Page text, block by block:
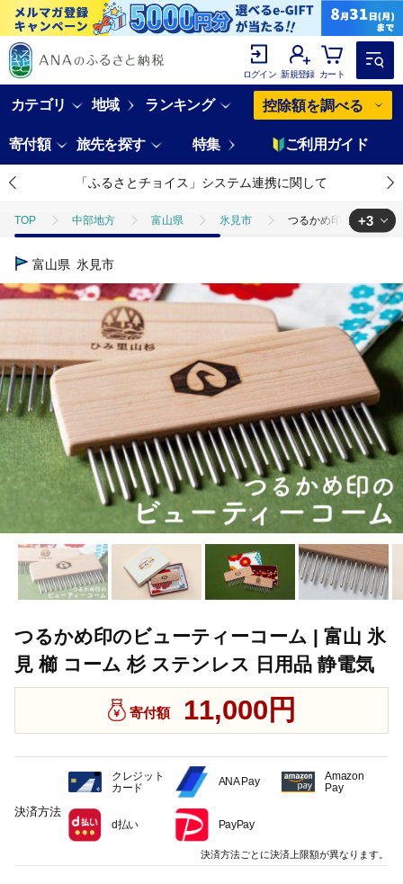
ログイン 新規登録 カート
カテゴリ 地域 ランキング 控除額を調べる
寄付額 旅先を探す 特集 ご利用ガイド
「ふるさとチョイス」システム連携に関して
TOP 中部地方 富山県 氷見市 つるかめ印のビューテ
TOP
TOP 日用品・雑貨 伝統工芸品 つるかめ印のビューティー
TOP 日用品・雑貨 ほかの雑貨・日用品 つるかめ印のビュ
+3
富山県 氷見市
つるかめ印のビューティーコーム | 富山 氷
見 櫛 コーム 杉 ステンレス 日用品 静電気
寄付額 11,000円
決済方法
クレジット
カード
ANA Pay
Amazon
Pay
d払い PayPay
決済方法ごとに決済上限額が異なります。